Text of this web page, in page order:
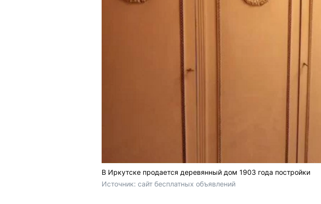
В Иркутске продается деревянный дом 1903 года постройки
Источник: сайт бесплатных объявлений